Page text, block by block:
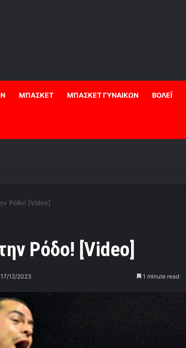
ΜΠΑΣΚΕΤ ΜΠΑΣΚΕΤ ΓΥΝΑΙΚΩΝ ΒΟΛΕΪ
Ρόδο! [Video]
Ρόδο! [Video]
17/12/2023 1 minute read